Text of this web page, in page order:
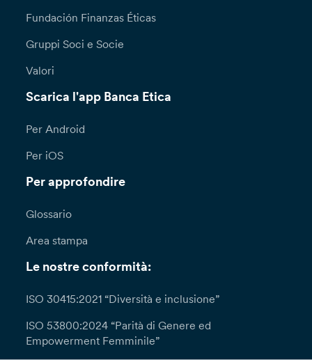
Fundación Finanzas Éticas
Gruppi Soci e Socie
Valori
Scarica l'app Banca Etica
Per Android
Per iOS
Per approfondire
Glossario
Area stampa
Le nostre conformità:
ISO 30415:2021 “Diversità e inclusione”
ISO 53800:2024 “Parità di Genere ed
Empowerment Femminile”